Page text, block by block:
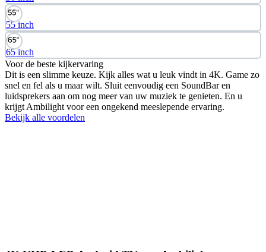
55 inch
65 inch
Voor de beste kijkervaring
Dit is een slimme keuze. Kijk alles wat u leuk vindt in 4K. Game zo
snel en fel als u maar wilt. Sluit eenvoudig een SoundBar en
luidsprekers aan om nog meer van uw muziek te genieten. En u
krijgt Ambilight voor een ongekend meeslepende ervaring.
Bekijk alle voordelen